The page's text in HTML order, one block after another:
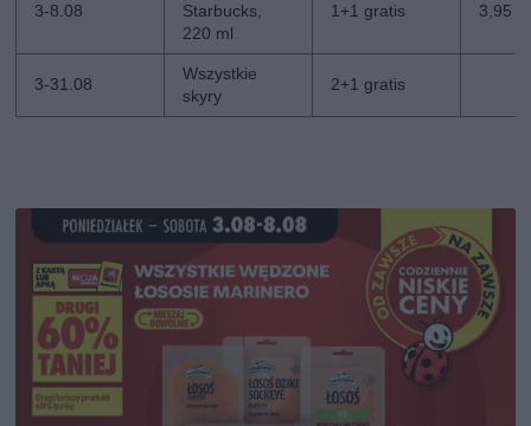
3-8.08
Starbucks,
220 ml
1+1 gratis 3,95
3-31.08
Wszystkie
skyry
2+1 gratis